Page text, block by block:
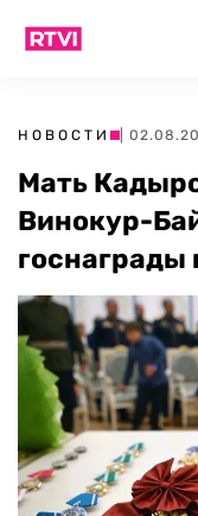
НОВОСТИ |
Мать
Винокур-
госнаграды